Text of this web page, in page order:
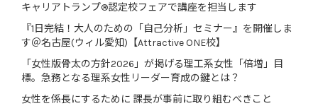
キャリアトランプ®認定校フェアで講座を担当します
『1日完結！大人のための「自己分析」セミナー』を開催しま
す＠名古屋(ウィル愛知)【Attractive ONE校】
「女性版骨太の方針2026」が掲げる理工系女性「倍増」目
標。急務となる理系女性リーダー育成の鍵とは？
女性を係長にするために 課長が事前に取り組むべきこと